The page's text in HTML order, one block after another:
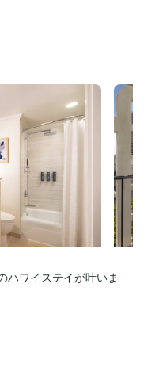
ハワイステイが叶いま